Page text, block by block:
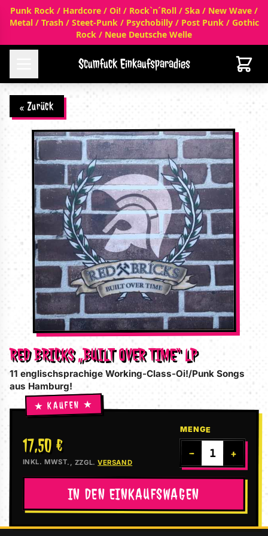
Punk Rock / Hardcore / Oi! / Rock`n´Roll / Ska / New Wave /
Metal / Trash / Steet-Punk / Psychobilly / Post Punk / Gothic
Rock / Neue Deutsche Welle
Scumfuck Einkaufsparadies
« Zurück
RED BRICKS „BUILT OVER TIME“ LP
11 englischsprachige Working-Class-Oi!/Punk Songs
aus Hamburg!
17,50 €
INKL. MWST., ZZGL.VERSAND
MENGE
− +
IN DEN EINKAUFSWAGEN